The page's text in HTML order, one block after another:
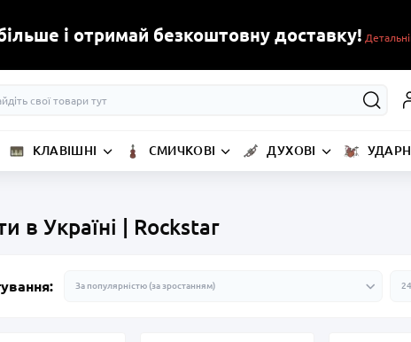
і отримай безкоштовну доставку!
КЛАВІШНІ СМИЧКОВІ ДУХОВІ
в Україні | Rockstar